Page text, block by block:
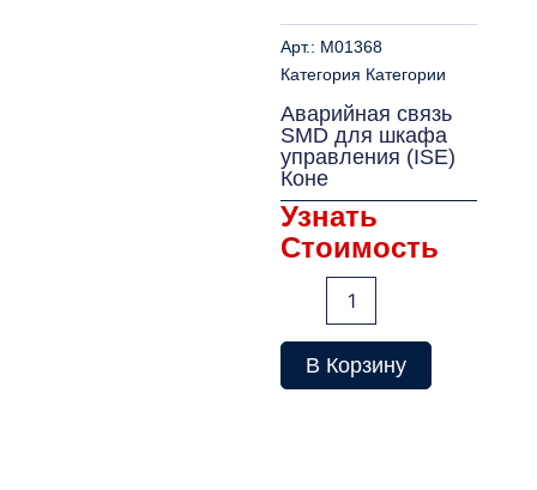
Арт.: M01368
Категория Категории
Аварийная связь
SMD для шкафа
управления (ISE)
Коне
Узнать
Стоимость
связь
SMD
В Корзину